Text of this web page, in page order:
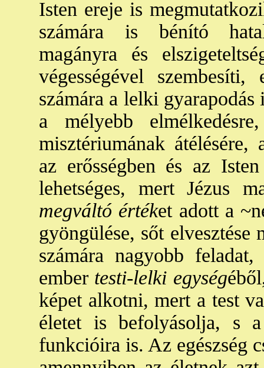
Isten ereje is
számára is bénító
magányra és
végességével
számára a lelki
a mélyebb
misztériumának átélésére,
az erősségben és az
lehetséges, mert Jézus
megváltó értéket adott a
gyöngülése, sőt
számára nagyobb
ember testi-lelki egység
képet alkotni, mert a test
életet is befolyásolja, s
funkcióira is. Az egészség